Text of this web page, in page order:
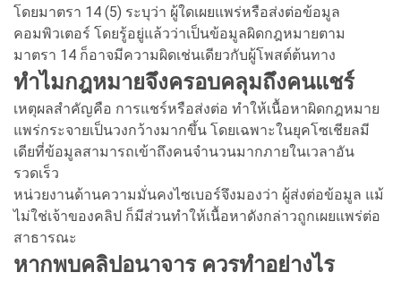
โดยมาตรา 14 (5) ระบุว่า ผู้ใดเผยแพร่หรือส่งต่อข้อมูล
คอมพิวเตอร์ โดยรู้อยู่แล้วว่าเป็นข้อมูลผิดกฎหมายตาม
มาตรา 14 ก็อาจมีความผิดเช่นเดียวกับผู้โพสต์ต้นทาง
ทำไมกฎหมายจึงครอบคลุมถึงคนแชร์
เหตุผลสำคัญคือ การแชร์หรือส่งต่อ ทำให้เนื้อหาผิดกฎหมาย
แพร่กระจายเป็นวงกว้างมากขึ้น โดยเฉพาะในยุคโซเชียลมี
เดียที่ข้อมูลสามารถเข้าถึงคนจำนวนมากภายในเวลาอัน
รวดเร็ว
หน่วยงานด้านความมั่นคงไซเบอร์จึงมองว่า ผู้ส่งต่อข้อมูล แม้
ไม่ใช่เจ้าของคลิป ก็มีส่วนทำให้เนื้อหาดังกล่าวถูกเผยแพร่ต่อ
สาธารณะ
หากพบคลิปอนาจาร ควรทำอย่างไร